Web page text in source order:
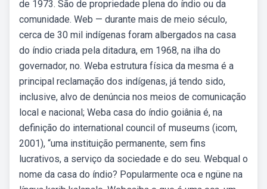
de 1973. São de propriedade plena do índio ou da
comunidade. Web — durante mais de meio século,
cerca de 30 mil indígenas foram albergados na casa
do índio criada pela ditadura, em 1968, na ilha do
governador, no. Weba estrutura física da mesma é a
principal reclamação dos indígenas, já tendo sido,
inclusive, alvo de denúncia nos meios de comunicação
local e nacional; Weba casa do índio goiânia é, na
definição do international council of museums (icom,
2001), “uma instituição permanente, sem fins
lucrativos, a serviço da sociedade e do seu. Webqual o
nome da casa do índio? Popularmente oca e ngüne na